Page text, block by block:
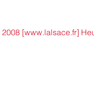
[www.lalsace.fr]